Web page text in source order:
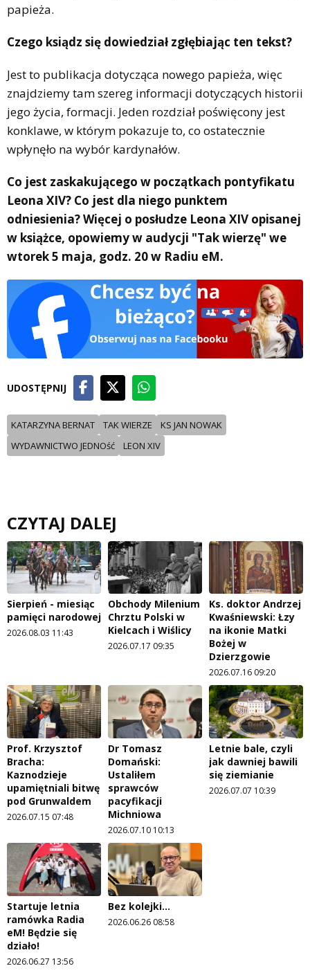
papieża.
Czego ksiądz się dowiedział zgłębiając ten tekst?
Jest to publikacja dotycząca nowego papieża, więc
znajdziemy tam szereg informacji dotyczących historii
jego życia, formacji. Jeden rozdział poświęcony jest
konklawe, w którym pokazuje to, co ostatecznie
wpłynęło na wybór kardynałów.
Co jest zaskakującego w początkach pontyfikatu
Leona XIV? Co jest dla niego punktem
odniesienia? Więcej o posłudze Leona XIV opisanej
w książce, opowiemy w audycji "Tak wierzę" we
wtorek 5 maja, godz. 20 w Radiu eM.
UDOSTĘPNIJ
KATARZYNA BERNAT TAK WIERZE
KS JAN NOWAK
WYDAWNICTWO JEDNOść
LEON XIV
CZYTAJ DALEJ
Sierpień - miesiąc
pamięci narodowej
2026.08.03 11:43
Obchody Milenium
Chrztu Polski w
Kielcach i Wiślicy
2026.07.17 09:35
Ks. doktor Andrzej
Kwaśniewski: Łzy
na ikonie Matki
Bożej w
Dzierzgowie
2026.07.16 09:20
Prof. Krzysztof
Bracha:
Kaznodzieje
upamiętniali bitwę
pod Grunwaldem
2026.07.15 07:48
Dr Tomasz
Domański:
Ustaliłem
sprawców
pacyfikacji
Michniowa
2026.07.10 10:13
Letnie bale, czyli
jak dawniej bawili
się ziemianie
2026.07.07 10:39
Startuje letnia
ramówka Radia
eM! Będzie się
działo!
2026.06.27 13:56
Bez kolejki...
2026.06.26 08:58